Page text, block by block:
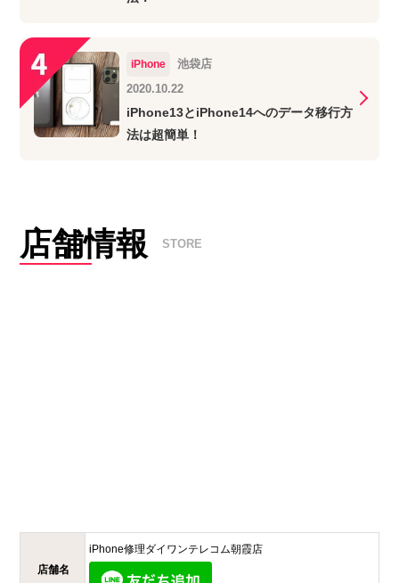
iPhone
池袋店
2020.10.22
iPhone13とiPhone14へのデータ移行方
法は超簡単！
店舗情報 STORE
店舗名
iPhone修理ダイワンテレコム朝霞店